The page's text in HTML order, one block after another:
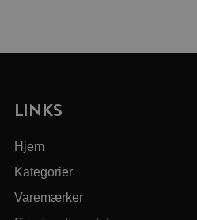
LINKS
Hjem
Kategorier
Varemærker